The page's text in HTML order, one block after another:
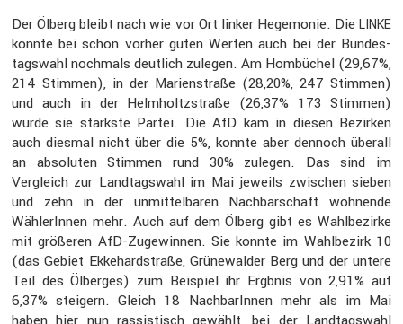
Der Ölberg bleibt nach wie vor Ort linker Hegemonie. Die LINKE
konnte bei schon vorher guten Werten auch bei der Bundes­
tags­wahl nochmals deutlich zulegen. Am Hombü­chel (29,67%,
214 Stimmen), in der Marien­straße (28,20%, 247 Stimmen)
und auch in der Helmholtz­straße (26,37% 173 Stimmen)
wurde sie stärkste Partei. Die AfD kam in diesen Bezirken
auch diesmal nicht über die 5%, konnte aber dennoch überall
an absoluten Stimmen rund 30% zulegen. Das sind im
Vergleich zur Landtags­wahl im Mai jeweils zwischen sieben
und zehn in der unmit­tel­baren Nachbar­schaft wohnende
Wähle­rInnen mehr. Auch auf dem Ölberg gibt es Wahlbe­zirke
mit größeren AfD-Zugewinnen. Sie konnte im Wahlbe­zirk 10
(das Gebiet Ekkehard­straße, Grüne­walder Berg und der untere
Teil des Ölberges) zum Beispiel ihr Ergbnis von 2,91% auf
6,37% steigern. Gleich 18 Nachba­rInnen mehr als im Mai
haben hier nun rassis­tisch gewählt, bei der Landtags­wahl